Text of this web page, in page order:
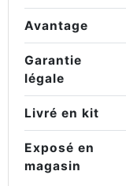
Avantage
Garantie
légale
Livré en kit
Exposé en
magasin